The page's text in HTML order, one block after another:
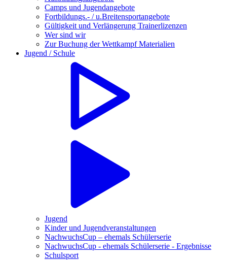
Camps und Jugendangebote
Fortbildungs.- / u.Breitensportangebote
Gültigkeit und Verlängerung Trainerlizenzen
Wer sind wir
Zur Buchung der Wettkampf Materialien
Jugend / Schule
Jugend
Kinder und Jugendveranstaltungen
NachwuchsCup – ehemals Schülerserie
NachwuchsCup - ehemals Schülerserie - Ergebnisse
Schulsport